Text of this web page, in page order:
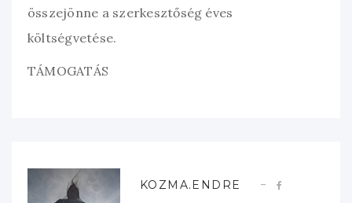
összejönne a szerkesztőség éves
költségvetése.
TÁMOGATÁS
KOZMA.ENDRE